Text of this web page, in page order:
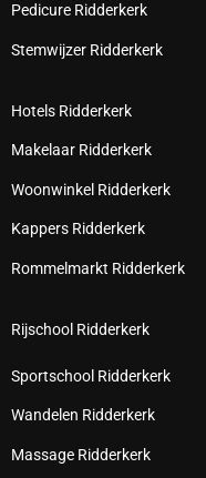
Pedicure Ridderkerk
Stemwijzer Ridderkerk
Hotels Ridderkerk
Makelaar Ridderkerk
Woonwinkel Ridderkerk
Kappers Ridderkerk
Rommelmarkt Ridderkerk
Rijschool Ridderkerk
Sportschool Ridderkerk
Wandelen Ridderkerk
Massage Ridderkerk